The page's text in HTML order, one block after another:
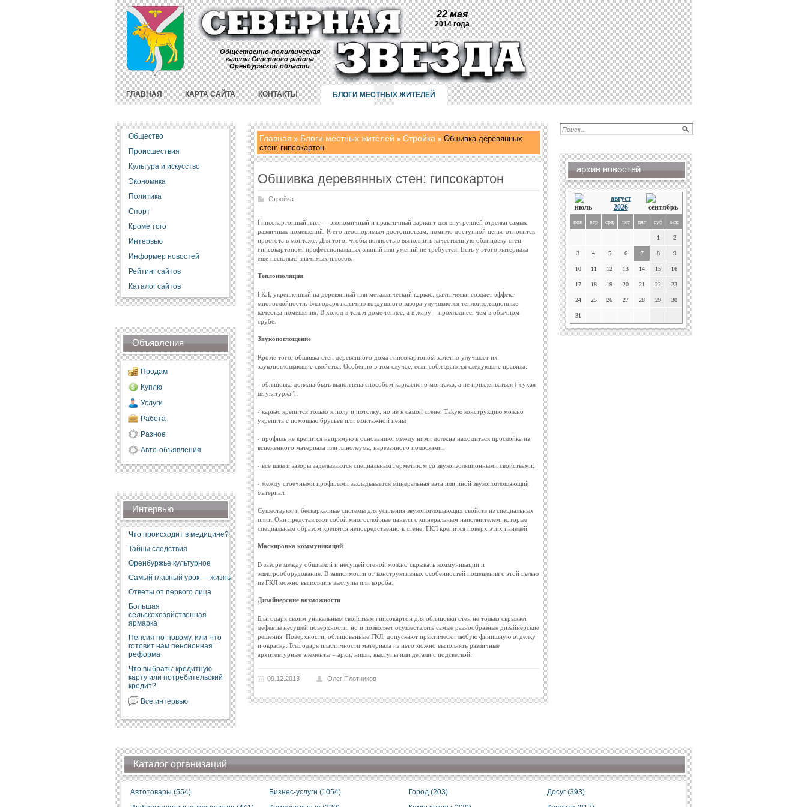
22 мая
2014 года
Общественно-политическая
газета Северного района
Оренбургской области
ГЛАВНАЯ КАРТА САЙТА КОНТАКТЫ БЛОГИ МЕСТНЫХ ЖИТЕЛЕЙ
Общество
Происшествия
Культура и искусство
Экономика
Политика
Спорт
Кроме того
Интервью
Информер новостей
Рейтинг сайтов
Каталог сайтов
Объявления
Продам
Куплю
Услуги
Работа
Разное
Авто-объявления
Интервью
Что происходит в медицине?
Тайны следствия
Оренбуржье культурное
Самый главный урок — жизнь
Ответы от первого лица
Большая
сельскохозяйственная
ярмарка
Пенсия по-новому, или Что
готовит нам пенсионная
реформа
Что выбрать: кредитную
карту или потребительский
кредит?
Все интервью
Главная Блоги местных жителей Стройка
Обшивка деревянных
стен: гипсокартон
Обшивка деревянных стен: гипсокартон
Стройка
Гипсокартонный лист – экономичный и практичный вариант для внутренней отделки самых
различных помещений. К его неоспоримым достоинствам, помимо доступной цены, относится
простота в монтаже. Для того, чтобы полностью выполнить качественную облицовку стен
гипсокартоном, профессиональных знаний или умений не требуется. Есть у этого материала
еще несколько значимых плюсов.
Теплоизоляция
ГКЛ, укрепленный на деревянный или металлический каркас, фактически создает эффект
многослойности. Благодаря наличию воздушного зазора улучшаются теплоизоляционные
качества помещения. В холод в таком доме теплее, а в жару – прохладнее, чем в обычном
срубе.
Звукопоглощение
Кроме того, обшивка стен деревянного дома гипсокартоном заметно улучшает их
звукопоглощающие свойства. Особенно в том случае, если соблюдаются следующие правила:
- облицовка должна быть выполнена способом каркасного монтажа, а не приклеиваться ("сухая
штукатурка");
- каркас крепится только к полу и потолку, но не к самой стене. Такую конструкцию можно
укрепить с помощью брусьев или монтажной пены;
- профиль не крепится напрямую к основанию, между ними должна находиться прослойка из
вспененного материала или линолеума, нарезанного полосками;
- все швы и зазоры заделываются специальным герметиком со звукоизоляционными свойствами;
- между стоечными профилями закладывается минеральная вата или иной звукопоглощающий
материал.
Существуют и бескаркасные системы для усиления звукопоглощающих свойств из специальных
плит. Они представляют собой многослойные панели с минеральным наполнителем, которые
специальным образом крепятся непосредственно к стене. ГКЛ крепится поверх этих панелей.
Маскировка коммуникаций
В зазоре между обшивкой и несущей стеной можно скрывать коммуникации и
электрооборудование. В зависимости от конструктивных особенностей помещения с этой целью
из ГКЛ можно выполнить выступы или короба.
Дизайнерские возможности
Благодаря своим уникальным свойствам гипсокартон для облицовки стен не только скрывает
дефекты несущей поверхности, но и позволяет осуществлять самые разнообразные дизайнерские
решения. Поверхности, облицованные ГКЛ, допускают практически любую финишную отделку
и окраску. Благодаря пластичности материала из него можно выполнять различные
архитектурные элементы – арки, ниши, выступы или детали с подсветкой.
09.12.2013 Олег Плотников
архив новостей
август
2026
пон втр срд чет пят суб вск
1 2
3 4 5 6 7 8 9
10 11 12 13 14 15 16
17 18 19 20 21 22 23
24 25 26 27 28 29 30
31
Каталог организаций
Автотовары (554) Бизнес-услуги (1054) Город (203)
Досуг (393)